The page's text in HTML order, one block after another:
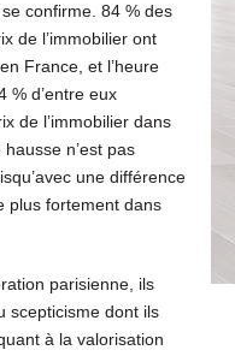
confirme. 84 % des
de l’immobilier ont
France, et l’heure
% d’entre eux
de l’immobilier dans
n’est pas
une différence
plus fortement dans
parisienne, ils
scepticisme dont ils
à la valorisation